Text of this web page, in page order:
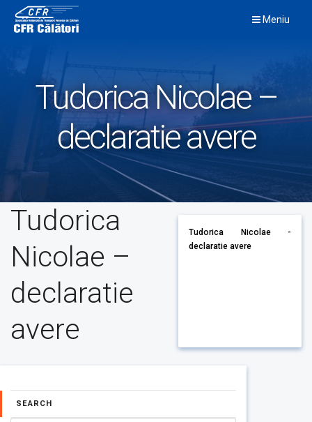
content
Meniu
Tudorica Nicolae –
declaratie avere
Tudorica
Nicolae –
declaratie
avere
Tudorica Nicolae -
declaratie avere
SEARCH